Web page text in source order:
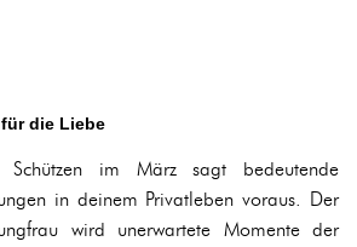
die Liebe
im März sagt bedeutende
in deinem Privatleben voraus. Der
wird unerwartete Momente der